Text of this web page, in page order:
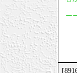
ー